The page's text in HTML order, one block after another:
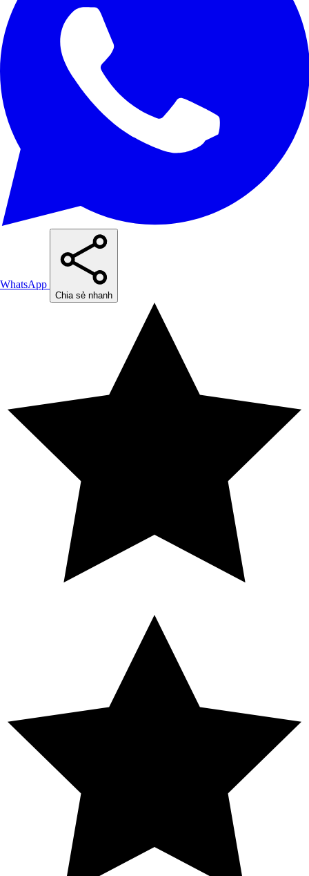
WhatsApp
Chia sẻ nhanh